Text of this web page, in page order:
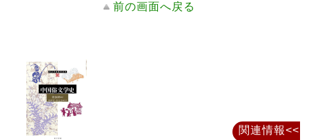
前の画面へ戻る
関連情報<<